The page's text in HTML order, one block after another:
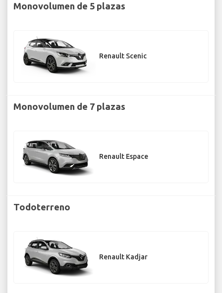
Monovolumen de 5 plazas
Renault Scenic
Monovolumen de 7 plazas
Renault Espace
Todoterreno
Renault Kadjar